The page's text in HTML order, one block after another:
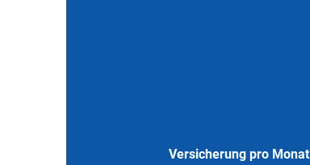
Versicherung pro Monat